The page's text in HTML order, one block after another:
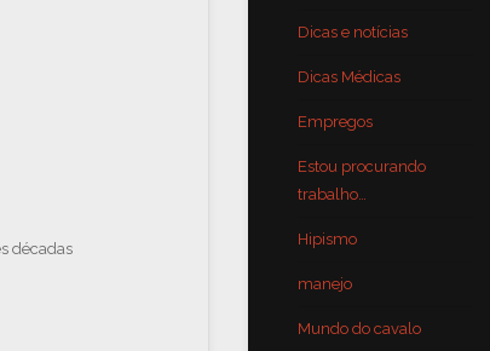
décadas
Dicas e notícias
Dicas Médicas
Empregos
Estou procurando
trabalho…
Hipismo
manejo
Mundo do cavalo